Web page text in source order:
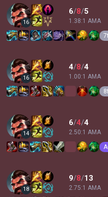
16
6/8/5
1.38:1 AMA
16
4/8/4
1.00:1 AMA
14
6/4/4
2.50:1 AMA
18
9/8/13
2.75:1 AMA